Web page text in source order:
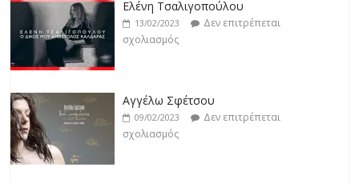
σχολιασμός
Ελένη Τσαλιγοπούλου
13/02/2023
Δεν επιτρέπεται
σχολιασμός
Αγγέλω Σφέτσου
09/02/2023
Δεν επιτρέπεται
σχολιασμός